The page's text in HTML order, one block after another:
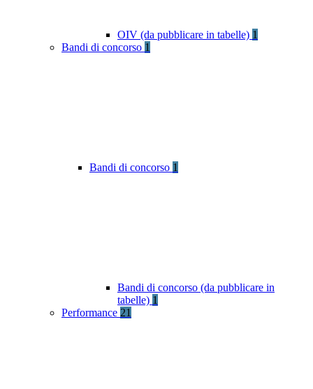
OIV (da pubblicare in tabelle) 1
Bandi di concorso 1
Bandi di concorso 1
Bandi di concorso (da pubblicare in
tabelle) 1
Performance 21